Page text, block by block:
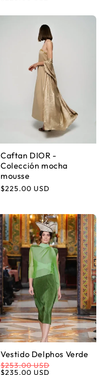
Caftan DIOR -
Colección mocha
mousse
Precio habitual
$225.00 USD
Vestido Delphos Verde
Precio habitual
$253.00 USD
Precio de oferta
$235.00 USD